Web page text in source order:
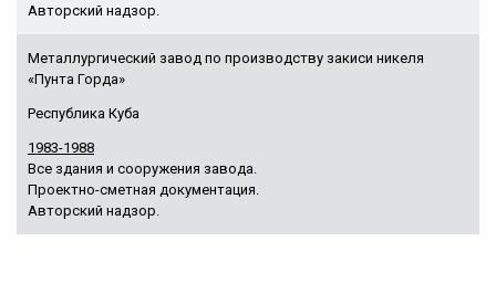
Авторский надзор.
Металлургический завод по производству закиси никеля
«Пунта Горда»
Республика Куба
1983-1988
Все здания и сооружения завода.
Проектно-сметная документация.
Авторский надзор.